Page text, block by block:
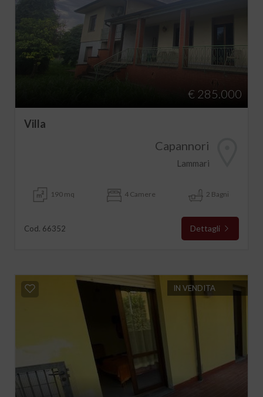
€ 285.000
Villa
Capannori
Lammari
190 mq 4 Camere 2 Bagni
Cod. 66352 Dettagli
IN VENDITA